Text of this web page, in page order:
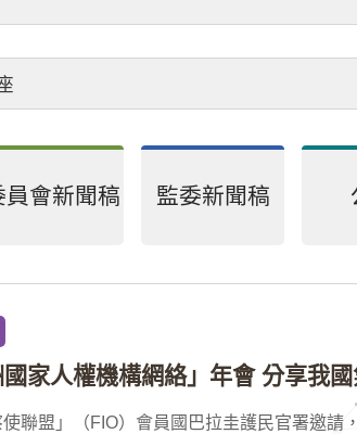
員會新聞稿 監委新聞稿
家人權機構網絡」年會 分享我
聯盟」（FIO）會員國巴拉圭護民官署邀請